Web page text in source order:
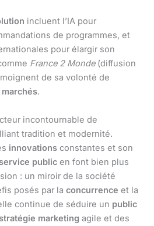
incluent l’IA pour
de programmes, et
pour élargir son
France 2 Monde(diffusion
de sa volonté de
.
incontournable de
tradition et modernité.
innovations constantes et son
service public en font bien plus
: un miroir de la société
posés par la concurrence et la
continue de séduire un public
stratégie marketing agile et des